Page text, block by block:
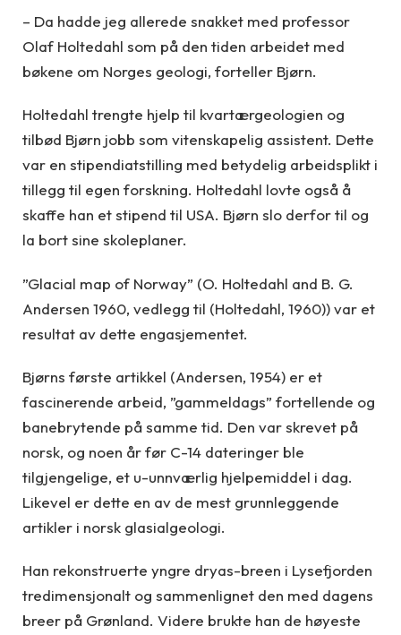
– Da hadde jeg allerede snakket med professor
Olaf Holtedahl som på den tiden arbeidet med
bøkene om Norges geologi, forteller Bjørn.
Holtedahl trengte hjelp til kvartærgeologien og
tilbød Bjørn jobb som vitenskapelig assistent. Dette
var en stipendiatstilling med betydelig arbeidsplikt i
tillegg til egen forskning. Holtedahl lovte også å
skaffe han et stipend til USA. Bjørn slo derfor til og
la bort sine skoleplaner.
”Glacial map of Norway” (O. Holtedahl and B. G.
Andersen 1960, vedlegg til (Holtedahl, 1960)) var et
resultat av dette engasjementet.
Bjørns første artikkel (Andersen, 1954) er et
fascinerende arbeid, ”gammeldags” fortellende og
banebrytende på samme tid. Den var skrevet på
norsk, og noen år før C-14 dateringer ble
tilgjengelige, et u-unnværlig hjelpemiddel i dag.
Likevel er dette en av de mest grunnleggende
artikler i norsk glasialgeologi.
Han rekonstruerte yngre dryas-breen i Lysefjorden
tredimensjonalt og sammenlignet den med dagens
breer på Grønland. Videre brukte han de høyeste